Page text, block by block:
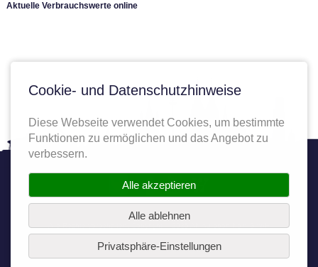
Aktuelle Verbrauchswerte online
TwitterFacebook
Alle Rechte vorbehalten. Copyright © 2025 AK Autoport Köln GmbH
Cookie- und Datenschutzhinweise
Diese Webseite verwendet Cookies, um bestimmte
Funktionen zu ermöglichen und das Angebot zu
verbessern.
Alle akzeptieren
Alle ablehnen
Privatsphäre-Einstellungen